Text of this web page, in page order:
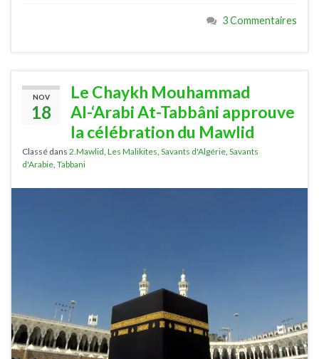
3 Commentaires
NOV
18
Le Chaykh Mouhammad
Al-‘Arabi At-Tabbâni approuve
la célébration du Mawlid
Classé dans 2.Mawlid, Les Malikites, Savants d'Algérie, Savants
d'Arabie, Tabbani